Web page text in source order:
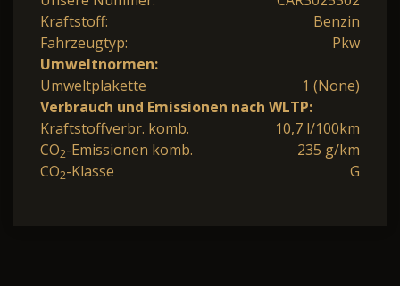
Kraftstoff:
Benzin
Fahrzeugtyp:
Pkw
Umweltnormen:
Umweltplakette
1 (None)
Verbrauch und Emissionen nach WLTP:
Kraftstoffverbr. komb.
10,7 l/100km
CO2-Emissionen komb.
235 g/km
CO2-Klasse G